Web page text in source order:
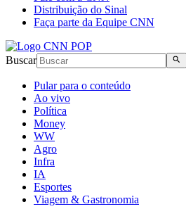
Distribuição do Sinal
Faça parte da Equipe CNN
Buscar
Pular para o conteúdo
Ao vivo
Política
Money
WW
Agro
Infra
IA
Esportes
Viagem & Gastronomia